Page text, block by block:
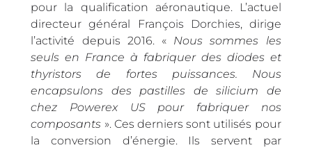
pour la qualification aéronautique. L’actuel
directeur général François Dorchies, dirige
l’activité depuis 2016. « Nous sommes les
seuls en France à fabriquer des diodes et
thyristors de fortes puissances. Nous
encapsulons des pastilles de silicium de
chez Powerex US pour fabriquer nos
composants ». Ces derniers sont utilisés pour
la conversion d’énergie. Ils servent par